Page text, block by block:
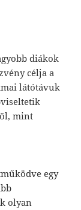
diákok
célja a
látótávuk
mint
egy
olyan